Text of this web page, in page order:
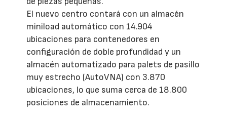
El nuevo centro contará con un almacén
miniload automático con 14.904
ubicaciones para contenedores en
configuración de doble profundidad y un
almacén automatizado para palets de pasillo
muy estrecho (AutoVNA) con 3.870
ubicaciones, lo que suma cerca de 18.800
posiciones de almacenamiento.